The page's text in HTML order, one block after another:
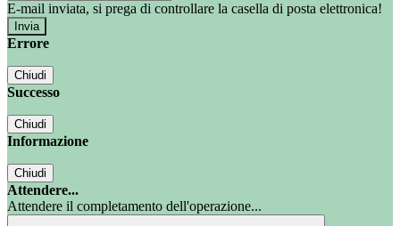
E-mail inviata, si prega di controllare la casella di posta elettronica!
Errore
Chiudi
Successo
Chiudi
Informazione
Chiudi
Attendere...
Attendere il completamento dell'operazione...